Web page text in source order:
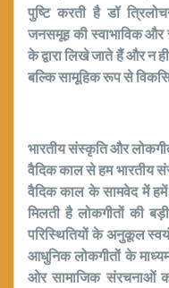
पुष्टि करती है डॉ
जनसमूह की स्वाभाविक और
के द्वारा लिखे जाते हैं और न
बल्कि सामूहिक रूप से
भारतीय संस्कृति और
वैदिक काल से हम भारतीय
वैदिक काल के सामवेद में हमें
मिलती है लोकगीतों की
परिस्थितियों के अनुकूल
आधुनिक लोकगीतों के
ओर सामाजिक संरचनाओं